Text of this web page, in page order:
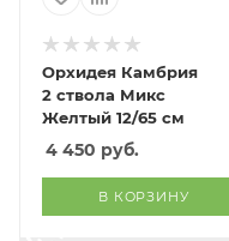
Орхидея Камбрия
2 ствола Микс
Желтый 12/65 см
4 450 руб.
В КОРЗИНУ